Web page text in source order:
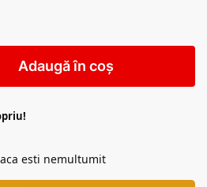
Adaugă în coș
esti nemultumit